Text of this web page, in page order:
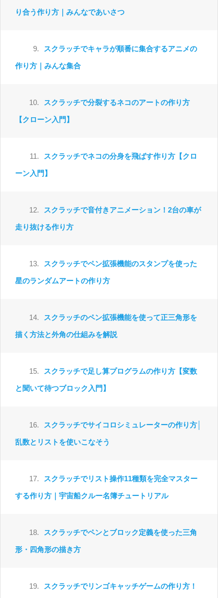
り合う作り方｜みんなであいさつ
9. スクラッチでキャラが順番に集合するアニメの
作り方｜みんな集合
10. スクラッチで分裂するネコのアートの作り方
【クローン入門】
11. スクラッチでネコの分身を飛ばす作り方【クロ
ーン入門】
12. スクラッチで音付きアニメーション！2台の車が
走り抜ける作り方
13. スクラッチでペン拡張機能のスタンプを使った
星のランダムアートの作り方
14. スクラッチのペン拡張機能を使って正三角形を
描く方法と外角の仕組みを解説
15. スクラッチで足し算プログラムの作り方【変数
と聞いて待つブロック入門】
16. スクラッチでサイコロシミュレーターの作り方│
乱数とリストを使いこなそう
17. スクラッチでリスト操作11種類を完全マスター
する作り方｜宇宙船クルー名簿チュートリアル
18. スクラッチでペンとブロック定義を使った三角
形・四角形の描き方
19. スクラッチでリンゴキャッチゲームの作り方！